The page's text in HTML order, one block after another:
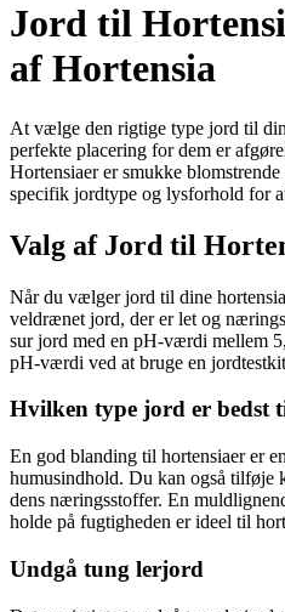
Jord til
af Hortensia
At vælge den rigtige type jord til
perfekte placering for dem er
Hortensiaer er smukke
specifik jordtype og lysforhold for
Valg af Jord til
Når du vælger jord til dine
veldrænet jord, der er let og
sur jord med en pH-værdi mellem
pH-værdi ved at bruge en
Hvilken type jord er bedst
En god blanding til hortensiaer er
humusindhold. Du kan også tilføje
dens næringsstoffer. En
holde på fugtigheden er ideel til
Undgå tung lerjord